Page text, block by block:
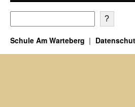
?
Schule Am Warteberg